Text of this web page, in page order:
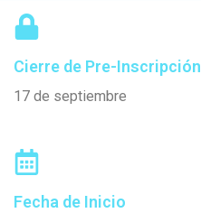
Cierre de Pre-Inscripción
17 de septiembre
Fecha de Inicio